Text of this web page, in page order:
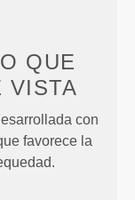
QUE
VISTA
con
favorece la